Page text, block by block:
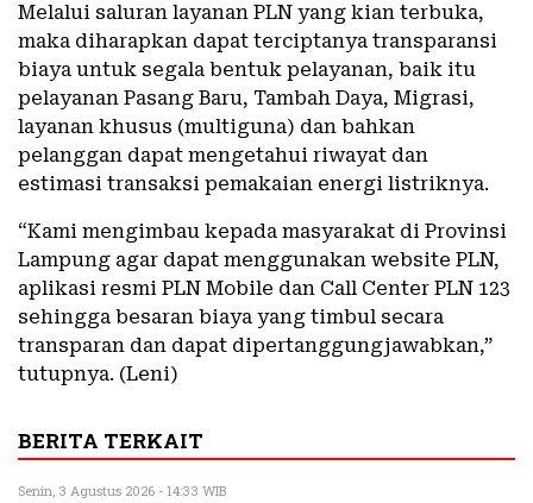
Melalui saluran layanan PLN yang kian terbuka,
maka diharapkan dapat terciptanya transparansi
biaya untuk segala bentuk pelayanan, baik itu
pelayanan Pasang Baru, Tambah Daya, Migrasi,
layanan khusus (multiguna) dan bahkan
pelanggan dapat mengetahui riwayat dan
estimasi transaksi pemakaian energi listriknya.
“Kami mengimbau kepada masyarakat di Provinsi
Lampung agar dapat menggunakan website PLN,
aplikasi resmi PLN Mobile dan Call Center PLN 123
sehingga besaran biaya yang timbul secara
transparan dan dapat dipertanggungjawabkan,”
tutupnya. (Leni)
BERITA TERKAIT
Senin, 3 Agustus 2026 - 14:33 WIB